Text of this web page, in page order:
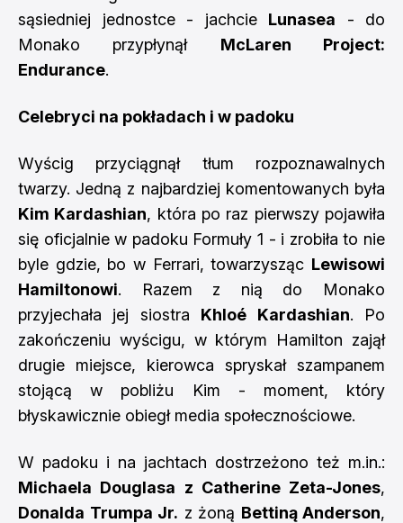
sąsiedniej jednostce - jachcie Lunasea - do
Monako przypłynął McLaren Project:
Endurance.
Celebryci na pokładach i w padoku
Wyścig przyciągnął tłum rozpoznawalnych
twarzy. Jedną z najbardziej komentowanych była
Kim Kardashian, która po raz pierwszy pojawiła
się oficjalnie w padoku Formuły 1 - i zrobiła to nie
byle gdzie, bo w Ferrari, towarzysząc Lewisowi
Hamiltonowi. Razem z nią do Monako
przyjechała jej siostra Khloé Kardashian. Po
zakończeniu wyścigu, w którym Hamilton zajął
drugie miejsce, kierowca spryskał szampanem
stojącą w pobliżu Kim - moment, który
błyskawicznie obiegł media społecznościowe.
W padoku i na jachtach dostrzeżono też m.in.:
Michaela Douglasa z Catherine Zeta-Jones,
Donalda Trumpa Jr. z żoną Bettiną Anderson,